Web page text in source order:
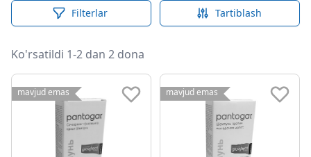
Filterlar Tartiblash
Ko'rsatildi 1-2 dan 2 dona
mavjud emas mavjud emas